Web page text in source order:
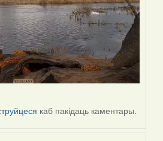
каб пакідаць каментары.